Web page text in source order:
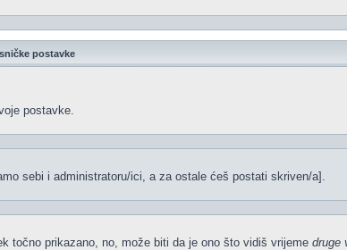
postavke
postavke.
sebi i administratoru/ici, a za ostale ćeš postati skriven/a].
točno prikazano, no, može biti da je ono što vidiš vrijeme druge